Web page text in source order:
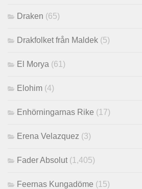
Draken (65)
Drakfolket från Maldek (5)
El Morya (61)
Elohim (4)
Enhörningarnas Rike (17)
Erena Velazquez (3)
Fader Absolut (1,405)
Feernas Kungadöme (15)